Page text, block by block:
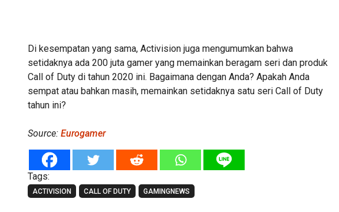
Di kesempatan yang sama, Activision juga mengumumkan bahwa
setidaknya ada 200 juta gamer yang memainkan beragam seri dan produk
Call of Duty di tahun 2020 ini. Bagaimana dengan Anda? Apakah Anda
sempat atau bahkan masih, memainkan setidaknya satu seri Call of Duty
tahun ini?
Source: Eurogamer
Tags:
ACTIVISION CALL OF DUTY GAMINGNEWS